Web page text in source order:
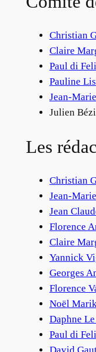
Christian
Claire
Paul di
Pauline
Jean-
Julien
Les
Christian
Jean-
Jean
Florence
Claire
Yannick
Georges
Florence
Noël
Daphne
Paul di
David